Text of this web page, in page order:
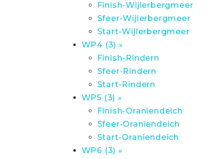
Finish-Wijlerbergmeer
Sfeer-Wijlerbergmeer
Start-Wijlerbergmeer
WP4 (3) »
Finish-Rindern
Sfeer-Rindern
Start-Rindern
WP5 (3) »
Finish-Oraniendeich
Sfeer-Oraniendeich
Start-Oraniendeich
WP6 (3) »